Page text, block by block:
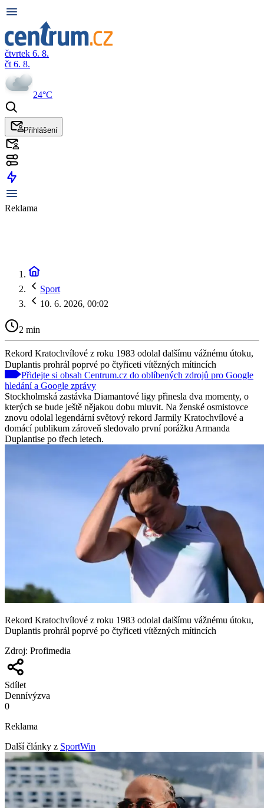
čtvrtek 6. 8.
čt 6. 8.
24°C
Přihlášení
Reklama
Sport
10. 6. 2026, 00:02
2 min
Rekord Kratochvílové z roku 1983 odolal dalšímu vážnému útoku,
Duplantis prohrál poprvé po čtyřiceti vítězných mítincích
Přidejte si obsah Centrum.cz do oblíbených zdrojů pro Google
hledání a Google zprávy
Stockholmská zastávka Diamantové ligy přinesla dva momenty, o
kterých se bude ještě nějakou dobu mluvit. Na ženské osmistovce
znovu odolal legendární světový rekord Jarmily Kratochvílové a
domácí publikum zároveň sledovalo první porážku Armanda
Duplantise po třech letech.
Rekord Kratochvílové z roku 1983 odolal dalšímu vážnému útoku,
Duplantis prohrál poprvé po čtyřiceti vítězných mítincích
Zdroj: Profimedia
Sdílet
Dennívýzva
0
Reklama
Další články z SportWin